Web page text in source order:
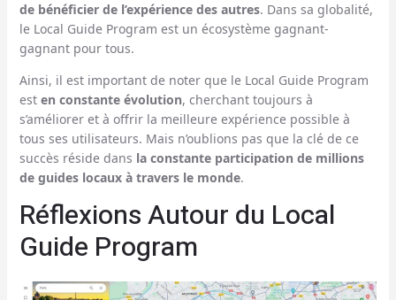
de bénéficier de l’expérience des autres. Dans sa globalité,
le Local Guide Program est un écosystème gagnant-
gagnant pour tous.
Ainsi, il est important de noter que le Local Guide Program
est en constante évolution, cherchant toujours à
s’améliorer et à offrir la meilleure expérience possible à
tous ses utilisateurs. Mais n’oublions pas que la clé de ce
succès réside dans la constante participation de millions
de guides locaux à travers le monde.
Réflexions Autour du Local
Guide Program